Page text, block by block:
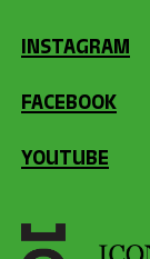
INSTAGRAM
FACEBOOK
YOUTUBE